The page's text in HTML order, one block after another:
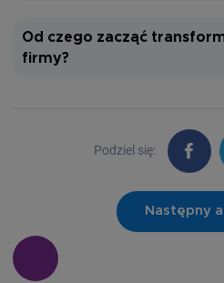
Od czego zacząć
firmy?
Podziel się:
Następny